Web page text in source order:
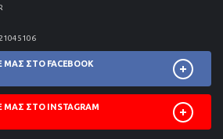
ΜΑΣ ΣΤΟ FACEBOOK
ΜΑΣ ΣΤΟ INSTAGRAM